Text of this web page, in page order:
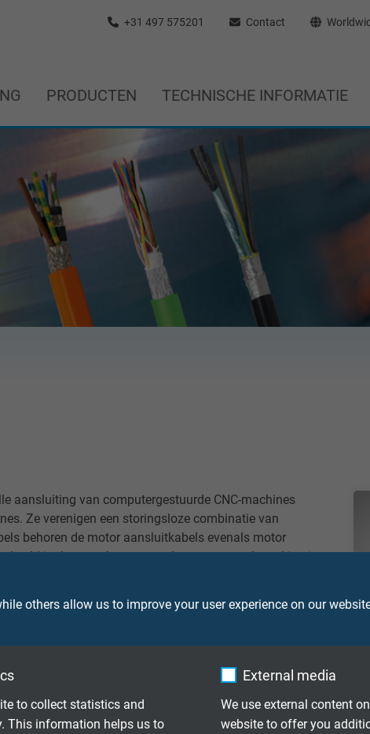
others allow us to improve your user experience on our
to collect statistics and
This information helps us to
External media
We use external content
website to offer you
+31 497 575201 Contact
PRODUCTEN TECHNISCHE INFORMATIE
aansluiting van computergestuurde CNC-machines
Ze verenigen een storingsloze combinatie van
behoren de motor aansluitkabels evenals motor
in de motorbouw voor de temperatuurbewaking in